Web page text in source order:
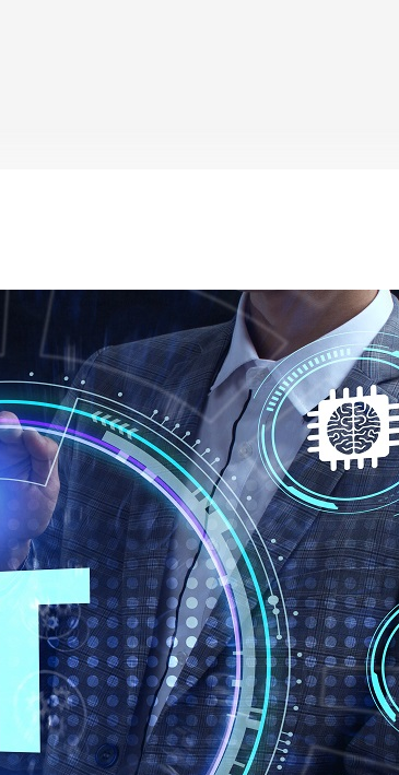
カテゴリーから記事を検索
検索する
人気のキーワード
プログラミング教育 職種 転職 副業 初心者